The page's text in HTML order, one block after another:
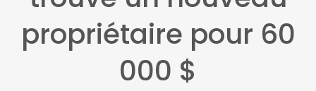
propriétaire pour 60
000 $